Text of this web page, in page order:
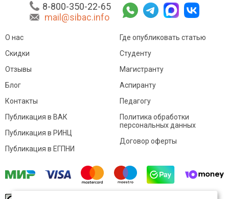
8-800-350-22-65
mail@sibac.info
О нас
Скидки
Отзывы
Блог
Контакты
Где опубликовать статью
Студенту
Магистранту
Аспиранту
Педагогу
Публикация в ВАК
Публикация в РИНЦ
Публикация в ЕГПНИ
Политика обработки
персональных данных
Договор оферты